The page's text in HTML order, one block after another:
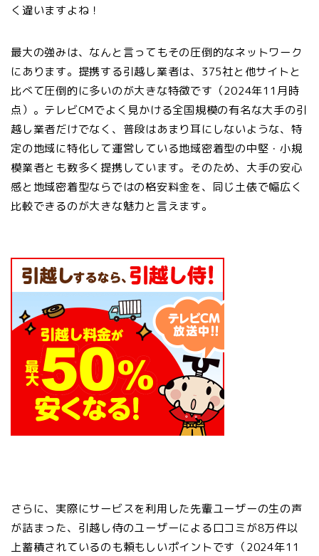
く違いますよね！
最大の強みは、なんと言ってもその圧倒的なネットワーク
にあります。 提携する引越し業者は、375社と他サイトと
比べて圧倒的に多いのが大きな特徴です（2024年11月時
点）。テレビCMでよく見かける全国規模の有名な大手の引
越し業者だけでなく、普段はあまり耳にしないような、特
定の地域に特化して運営している地域密着型の中堅・小規
模業者とも数多く提携しています。そのため、大手の安心
感と地域密着型ならではの格安料金を、同じ土俵で幅広く
比較できるのが大きな魅力と言えます。
さらに、実際にサービスを利用した先輩ユーザーの生の声
が詰まった、 引越し侍のユーザーによる口コミが8万件以
上蓄積されているのも頼もしいポイントです（2024年11